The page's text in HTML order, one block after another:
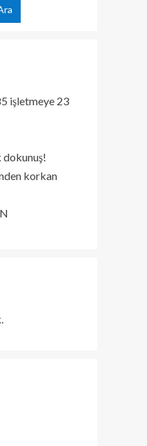
işletmeye 23
dokunuş!
korkan